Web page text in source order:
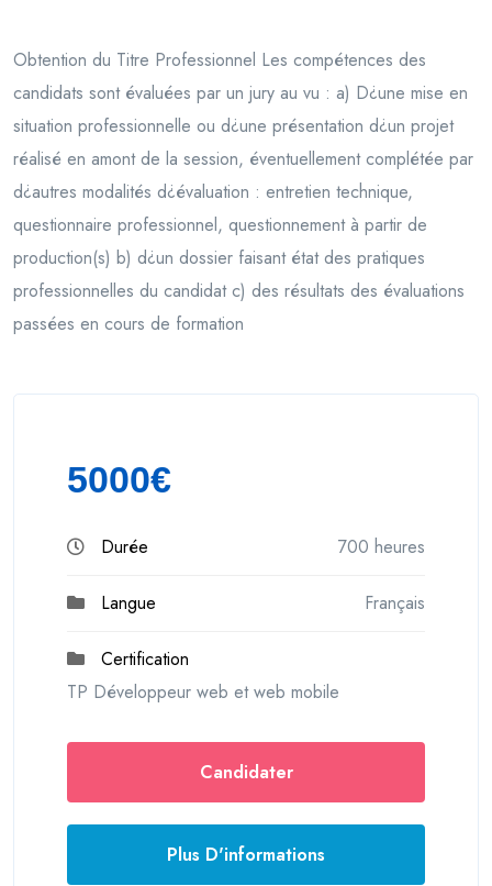
Obtention du Titre Professionnel Les compétences des
candidats sont évaluées par un jury au vu : a) D¿une mise en
situation professionnelle ou d¿une présentation d¿un projet
réalisé en amont de la session, éventuellement complétée par
d¿autres modalités d¿évaluation : entretien technique,
questionnaire professionnel, questionnement à partir de
production(s) b) d¿un dossier faisant état des pratiques
professionnelles du candidat c) des résultats des évaluations
passées en cours de formation
5000€
Durée 700 heures
Langue Français
Certification
TP Développeur web et web mobile
Candidater
Plus D'informations